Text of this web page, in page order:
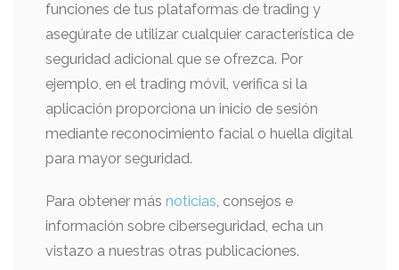
funciones de tus plataformas de trading y
asegúrate de utilizar cualquier característica de
seguridad adicional que se ofrezca. Por
ejemplo, en el trading móvil, verifica si la
aplicación proporciona un inicio de sesión
mediante reconocimiento facial o huella digital
para mayor seguridad.
Para obtener más noticias, consejos e
información sobre ciberseguridad, echa un
vistazo a nuestras otras publicaciones.